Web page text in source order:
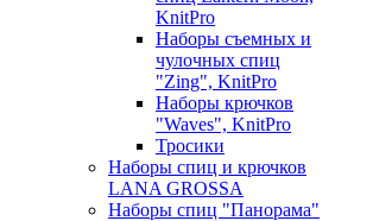
KnitPro
Наборы съемных и
чулочных спиц
"Zing", KnitPro
Наборы крючков
"Waves", KnitPro
Тросики
Наборы спиц и крючков
LANA GROSSA
Наборы спиц "Панорама"